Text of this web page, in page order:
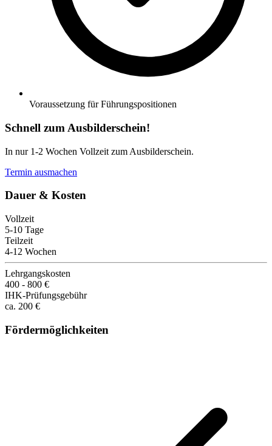
Voraussetzung für Führungspositionen
Schnell zum Ausbilderschein!
In nur 1-2 Wochen Vollzeit zum Ausbilderschein.
Termin ausmachen
Dauer & Kosten
Vollzeit
5-10 Tage
Teilzeit
4-12 Wochen
Lehrgangskosten
400 - 800 €
IHK-Prüfungsgebühr
ca. 200 €
Fördermöglichkeiten